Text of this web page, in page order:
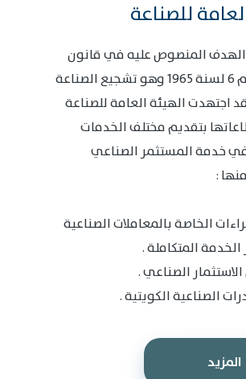
للصناعة
الهدف المنصوص عليه في قانون
الصناعة رقم 6 لسنة 1965 وهو تشجيع الصناعة
اجتهدت الهيئة العامة للصناعة
بتقديم مختلف الخدمات
خدمة المستثمر الصناعي
:
الخاصة بالمعاملات الصناعية
الخدمة المتكاملة .
الصناعي .
الصناعية الكويتية .
المزيد